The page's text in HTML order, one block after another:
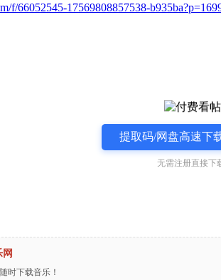
f/66052545-17569808857538-
提取码/网盘高速下
无需注册直接下
网
时下载音乐！